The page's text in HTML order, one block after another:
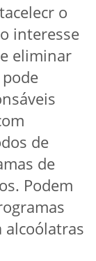
o
interesse
eliminar
de
de
Podem
alcoólatras